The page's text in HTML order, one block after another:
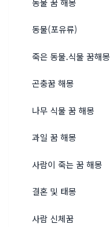
동물(포유류)
죽은 동물.식물 꿈해몽
곤충꿈 해몽
나무 식물 꿈 해몽
과일 꿈 해몽
사람이 죽는 꿈 해몽
결혼 및 태몽
사람 신체꿈